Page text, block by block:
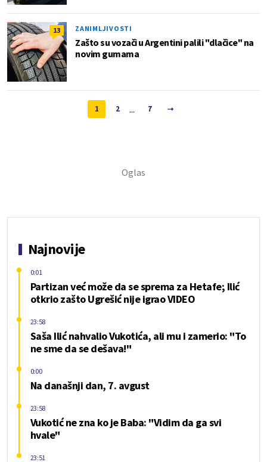
13 ZANIMLJIVOSTI
Zašto su vozači u Argentini palili "dlačice" na
novim gumama
1 2 ... 7
Najnovije
Partizan već može da se sprema za Hetafe; Ilić
otkrio zašto Ugrešić nije igrao VIDEO
0:01
Saša Ilić nahvalio Vukotića, ali mu i zamerio: "To
ne sme da se dešava!"
23:58
Na današnji dan, 7. avgust
0:00
Vukotić ne zna ko je Baba: "Vidim da ga svi
hvale"
23:58
23:51